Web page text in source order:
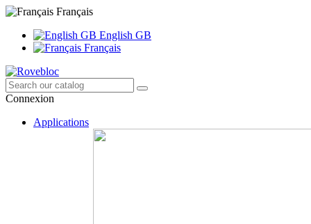
Français
English GB
Français
Connexion
Applications